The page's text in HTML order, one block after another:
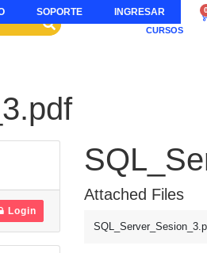
SOPORTE INGRESAR 0
CURSOS
Login
Attached Files